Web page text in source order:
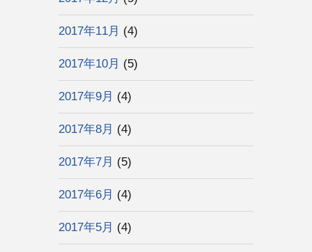
2017年11月 (4)
2017年10月 (5)
2017年9月 (4)
2017年8月 (4)
2017年7月 (5)
2017年6月 (4)
2017年5月 (4)